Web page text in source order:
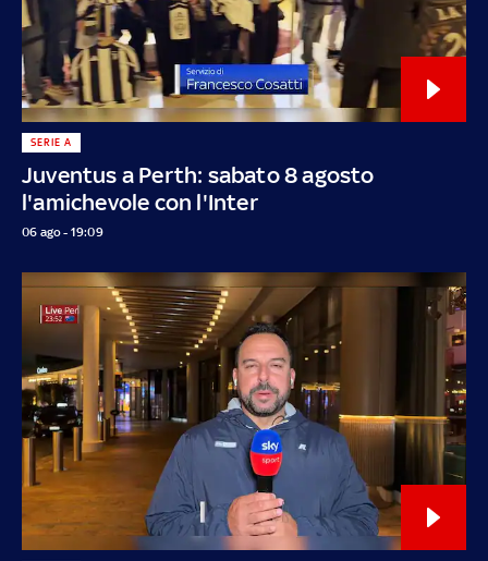
Juventus a Perth: sabato 8 agosto
l'amichevole con l'Inter
SERIE A
06 ago - 19:09